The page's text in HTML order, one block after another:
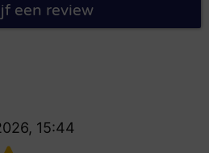
een review
15:44